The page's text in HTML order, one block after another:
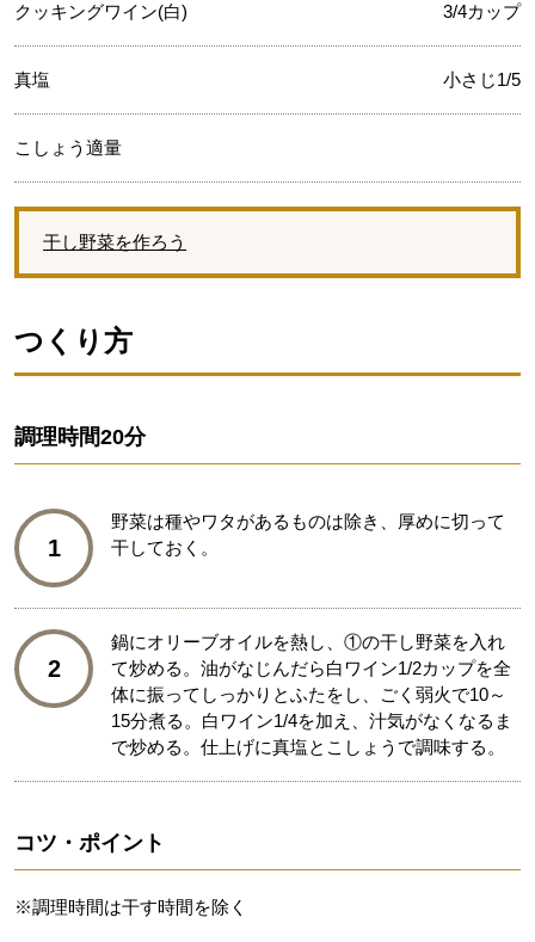
クッキングワイン(白) 3/4カップ
真塩 小さじ1/5
こしょう適量
干し野菜を作ろう
つくり方
調理時間20分
1
野菜は種やワタがあるものは除き、厚めに切って
干しておく。
2
鍋にオリーブオイルを熱し、①の干し野菜を入れ
て炒める。油がなじんだら白ワイン1/2カップを全
体に振ってしっかりとふたをし、ごく弱火で10～
15分煮る。白ワイン1/4を加え、汁気がなくなるま
で炒める。仕上げに真塩とこしょうで調味する。
コツ・ポイント
※調理時間は干す時間を除く